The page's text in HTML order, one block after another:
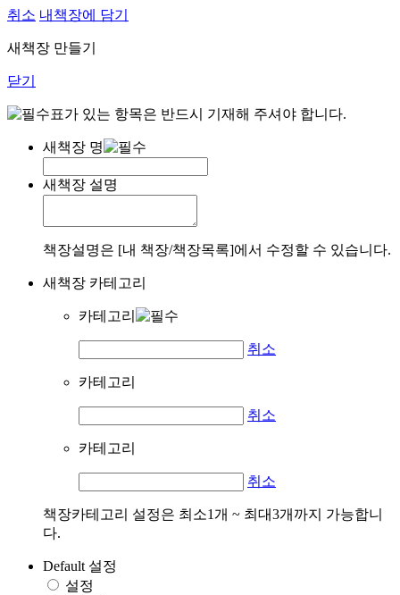
취소 내책장에 담기
새책장 만들기
닫기
표가 있는 항목은 반드시 기재해 주셔야 합니다.
새책장 명
새책장 설명
책장설명은 [내 책장/책장목록]에서 수정할 수 있습니다.
새책장 카테고리
카테고리
취소
카테고리
취소
카테고리
취소
책장카테고리 설정은 최소1개 ~ 최대3개까지 가능합니
다.
Default 설정
설정